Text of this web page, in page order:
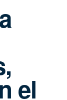
el